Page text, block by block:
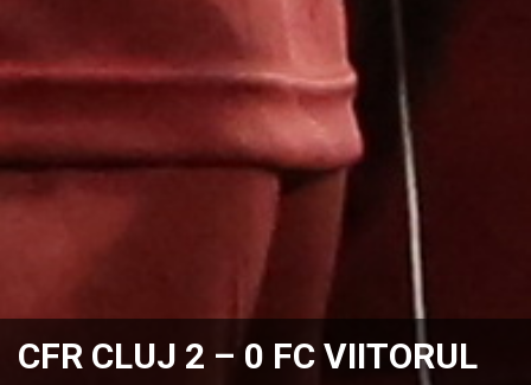
CFR CLUJ 2 – 0 FC VIITORUL